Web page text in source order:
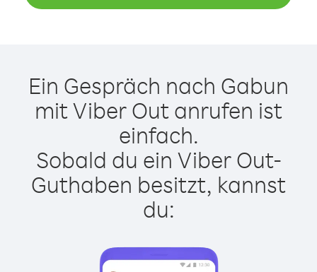
Ein Gespräch nach Gabun
mit Viber Out anrufen ist
einfach.
Sobald du ein Viber Out-
Guthaben besitzt, kannst
du: